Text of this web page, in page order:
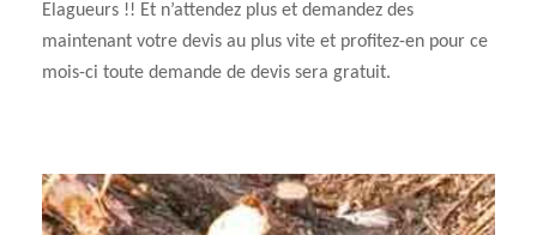
Elagueurs !! Et n’attendez plus et demandez des
maintenant votre devis au plus vite et profitez-en pour ce
mois-ci toute demande de devis sera gratuit.